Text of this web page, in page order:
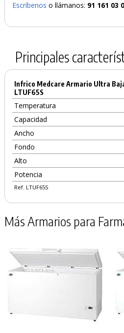
Escríbenos o llámanos: 91 161 03
Principales
Infrico Medcare Armario Ultra
LTUF65S
Temperatura
Capacidad
Ancho
Fondo
Alto
Potencia
Ref. LTUF65S
Más Armarios para